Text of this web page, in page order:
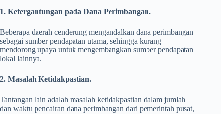
1. Ketergantungan pada Dana Perimbangan.
Beberapa daerah cenderung mengandalkan dana perimbangan
sebagai sumber pendapatan utama, sehingga kurang
mendorong upaya untuk mengembangkan sumber pendapatan
lokal lainnya.
2. Masalah Ketidakpastian.
Tantangan lain adalah masalah ketidakpastian dalam jumlah
dan waktu pencairan dana perimbangan dari pemerintah pusat,